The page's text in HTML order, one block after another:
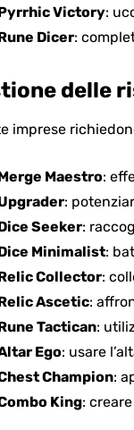
Victory:
Dicer:
delle
imprese
Maestro:
:
Seeker:
Minimalist:
Collector:
Ascetic:
Tactican:
Ego: usare
Champion:
King: